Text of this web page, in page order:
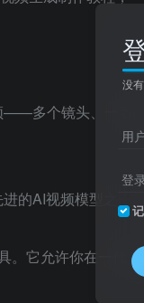
——多个镜头、一
的AI视频模型之
。它允许你在一代
没
用
登